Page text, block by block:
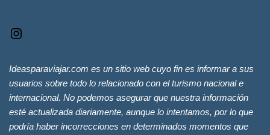
Ideasparaviajar.com es un sitio web cuyo fin es informar a sus
usuarios sobre todo lo relacionado con el turismo nacional e
internacional. No podemos asegurar que nuestra información
esté actualizada diariamente, aunque lo intentamos, por lo que
podría haber incorrecciones en determinados momentos que